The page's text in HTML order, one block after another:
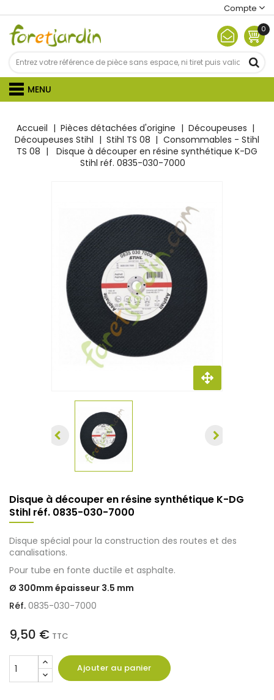
Compte
0
MENU
Accueil Pièces détachées d'origine
Découpeuses
Découpeuses Stihl
Stihl TS 08
Consommables - Stihl
TS 08
Disque à découper en résine synthétique K-DG
Stihl réf. 0835-030-7000
Disque à découper en résine synthétique K-DG
Stihl réf. 0835-030-7000
Disque spécial pour la construction des routes et des
canalisations.
Pour tube en fonte ductile et asphalte.
Ø 300mm épaisseur 3.5 mm
Réf. 0835-030-7000
9,50 € TTC
Ajouter au panier